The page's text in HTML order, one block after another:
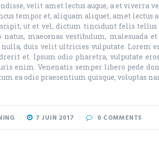
velit amet lectus augue, a et
tempor et, aliquam aliquet, amet lectus
ut et vel, dictum tincidunt felis tellus
natus, maecenas vestibulum, malesuada
nulla, duis velit ultricies vulputate. Lorem
et. Ipsum odio pharetra, vulputate
enim. Venenatis semper libero pede
ea odio praesentium quisque, voluptas
7 JUIN 2017 0 COMMENTS